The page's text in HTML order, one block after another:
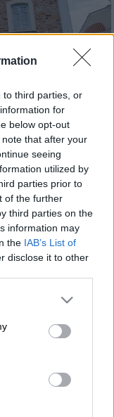
to third parties, or
for
below opt-out
that after your
seeing
utilized by
parties prior to
of the further
third parties on the
information may
the IAB’s List of
disclose it to other
or more Google
You may click to
party tags to
in below Google
Google
Δευτέρα
του
σεμινάρια
για τα